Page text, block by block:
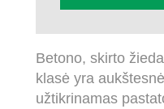
Betono, skirto
klasė yra
užtikrinamas